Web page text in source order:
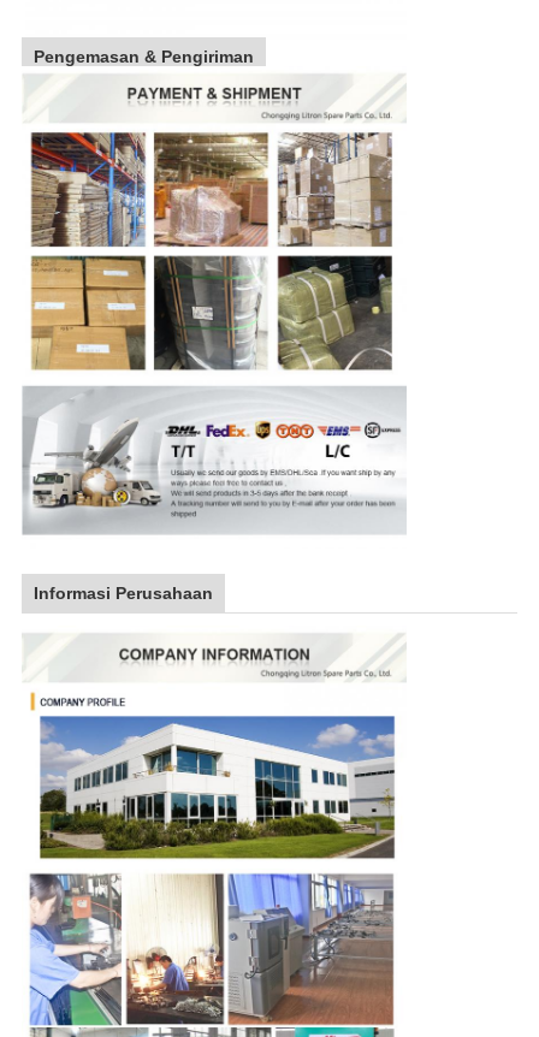
Pengemasan & Pengiriman
Informasi Perusahaan